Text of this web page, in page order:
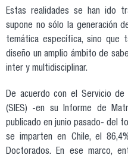
Estas realidades se han ido
supone no sólo la generación
temática específica, sino que
diseño un amplio ámbito de
inter y multidisciplinar.
De acuerdo con el Servicio de
(SIES) -en su Informe de
publicado en junio pasado- del
se imparten en Chile, el
Doctorados. En ese marco,